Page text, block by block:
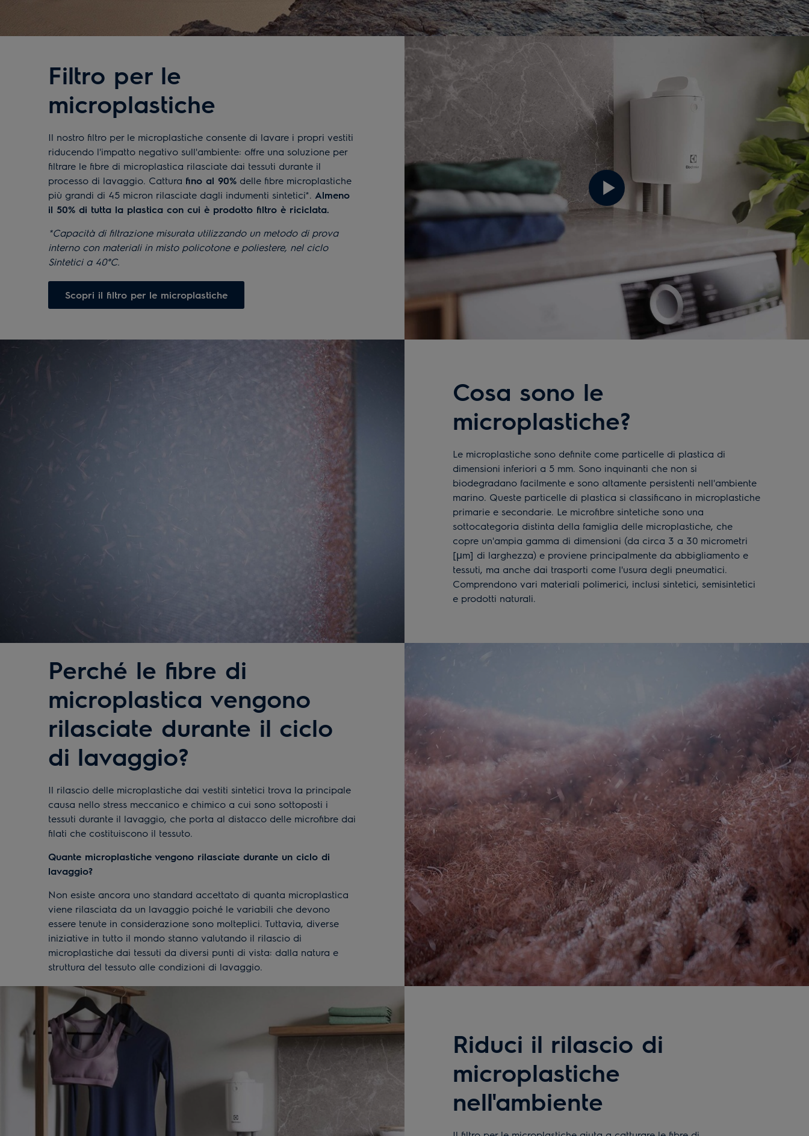
Filtro per le
microplastiche
Il nostro filtro per le microplastiche consente di lavare i propri vestiti
riducendo l'impatto negativo sull'ambiente: offre una soluzione per
filtrare le fibre di microplastica rilasciate dai tessuti durante il
processo di lavaggio. Cattura fino al 90% delle fibre microplastiche
più grandi di 45 micron rilasciate dagli indumenti sintetici*. Almeno
il 50% di tutta la plastica con cui è prodotto filtro è riciclata.
*Capacità di filtrazione misurata utilizzando un metodo di prova
interno con materiali in misto policotone e poliestere, nel ciclo
Sintetici a 40°C.
Scopri il filtro per le microplastiche
Cosa sono le
microplastiche?
Le microplastiche sono definite come particelle di plastica di
dimensioni inferiori a 5 mm. Sono inquinanti che non si
biodegradano facilmente e sono altamente persistenti nell'ambiente
marino. Queste particelle di plastica si classificano in microplastiche
primarie e secondarie. Le microfibre sintetiche sono una
sottocategoria distinta della famiglia delle microplastiche, che
copre un'ampia gamma di dimensioni (da circa 3 a 30 micrometri
[μm] di larghezza) e proviene principalmente da abbigliamento e
tessuti, ma anche dai trasporti come l'usura degli pneumatici.
Comprendono vari materiali polimerici, inclusi sintetici, semisintetici
e prodotti naturali.
Perché le fibre di
microplastica vengono
rilasciate durante il ciclo
di lavaggio?
Il rilascio delle microplastiche dai vestiti sintetici trova la principale
causa nello stress meccanico e chimico a cui sono sottoposti i
tessuti durante il lavaggio, che porta al distacco delle microfibre dai
filati che costituiscono il tessuto.
Quante microplastiche vengono rilasciate durante un ciclo di
lavaggio?
Non esiste ancora uno standard accettato di quanta microplastica
viene rilasciata da un lavaggio poiché le variabili che devono
essere tenute in considerazione sono molteplici. Tuttavia, diverse
iniziative in tutto il mondo stanno valutando il rilascio di
microplastiche dai tessuti da diversi punti di vista: dalla natura e
struttura del tessuto alle condizioni di lavaggio.
Riduci il rilascio di
microplastiche
nell'ambiente